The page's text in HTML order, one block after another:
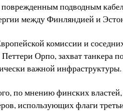
поврежденным подводным
между Финляндией и
комиссии и
Орпо, захват танкера
важной инфраструктуры.
по мнению финских властей,
использующих флаги